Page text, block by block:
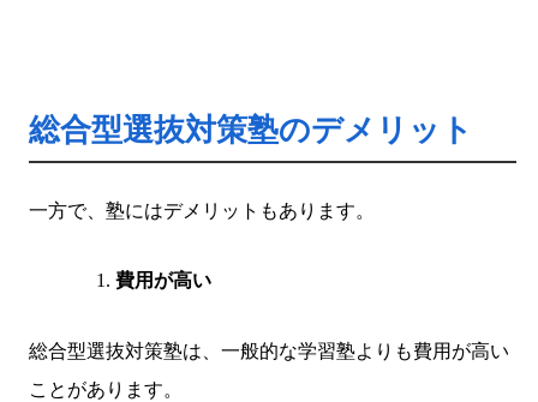
総合型選抜対策塾のデメリット
一方で、塾にはデメリットもあります。
費用が高い
総合型選抜対策塾は、一般的な学習塾よりも費用が高い
ことがあります。